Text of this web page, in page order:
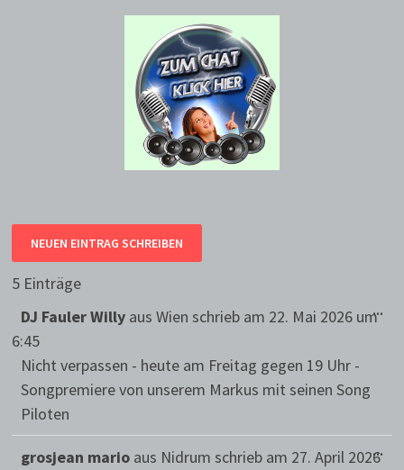
5 Einträge
DJ Fauler Willy aus Wien schrieb am 22. Mai 2026 um
6:45
Nicht verpassen - heute am Freitag gegen 19 Uhr -
Songpremiere von unserem Markus mit seinen Song
Piloten
...
grosjean mario aus Nidrum schrieb am 27. April 2026
...